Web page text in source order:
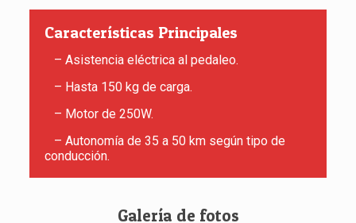
Características Principales
– Asistencia eléctrica al pedaleo.
– Hasta 150 kg de carga.
– Motor de 250W.
– Autonomía de 35 a 50 km según tipo de
conducción.
Galería de fotos